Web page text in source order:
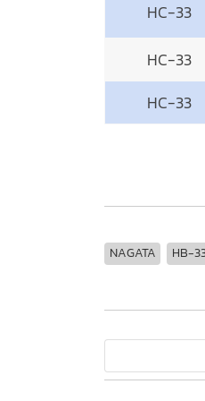
HC-33
HC-33
HC-33
NAGATA HB-